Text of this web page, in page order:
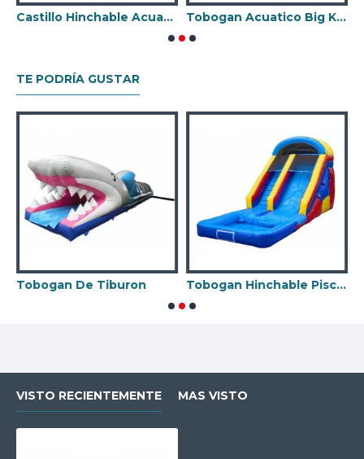
Castillo Hinchable Acuatico Tobogan Acuatico Big Kahuna
TE PODRÍA GUSTAR
Tobogan De Tiburon Tobogan Hinchable Piscina
VISTO RECIENTEMENTE MAS VISTO